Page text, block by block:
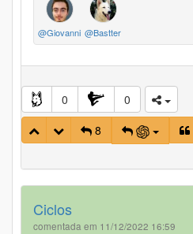
@Giovanni @Bastter
0
0
8
Ciclos
comentada em 11/12/2022 16:59